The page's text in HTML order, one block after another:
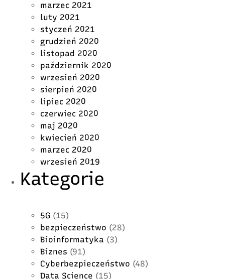
marzec 2021
luty 2021
styczeń 2021
grudzień 2020
listopad 2020
październik 2020
wrzesień 2020
sierpień 2020
lipiec 2020
czerwiec 2020
maj 2020
kwiecień 2020
marzec 2020
wrzesień 2019
Kategorie
5G (15)
bezpieczeństwo (28)
Bioinformatyka (3)
Biznes (91)
Cyberbezpieczeństwo (48)
Data Science (15)